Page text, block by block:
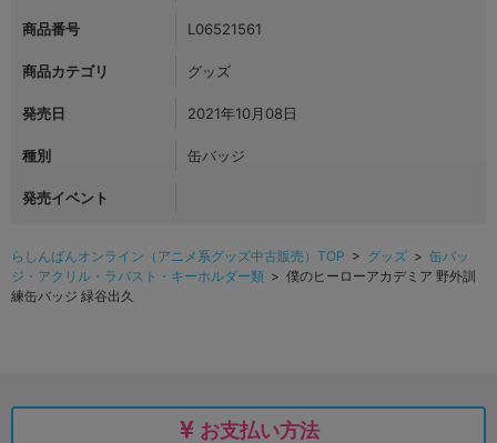
商品番号 L06521561
商品カテゴリ グッズ
発売日 2021年10月08日
種別 缶バッジ
発売イベント
らしんばんオンライン（アニメ系グッズ中古販売）TOP > グッズ > 缶バッ
ジ・アクリル・ラバスト・キーホルダー類 > 僕のヒーローアカデミア 野外訓
練缶バッジ 緑谷出久
お支払い方法